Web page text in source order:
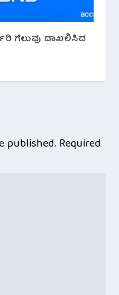
ಗೆಲುವು ದಾಖಲಿಸಿದ
published. Required